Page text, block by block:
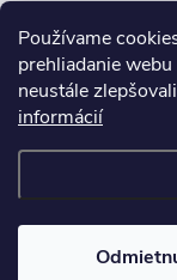
Používame
prehliadanie
neustále
informácií